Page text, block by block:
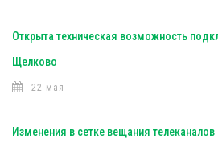
Открыта техническая возможность
Щелково
22 мая
Изменения в сетке вещания телеканалов